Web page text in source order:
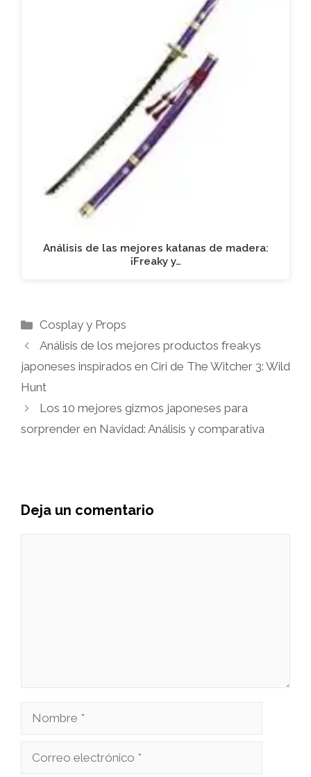
Análisis de las mejores katanas de madera:
¡Freaky y…
Categorías
Cosplay y Props
Análisis de los mejores productos freakys
japoneses inspirados en Ciri de The Witcher 3: Wild
Hunt
Los 10 mejores gizmos japoneses para
sorprender en Navidad: Análisis y comparativa
Deja un comentario
Nombre
Correo